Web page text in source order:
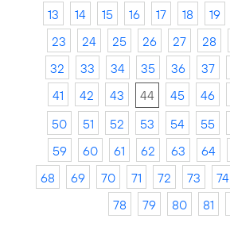
13
14 15 16 17 18 19
23
24 25 26 27 28
32
33 34 35 36 37
41
42 43 44 45 46
50
51 52 53 54 55
59
60 61 62 63 64
68
69 70 71 72 73 74
78
79 80 81